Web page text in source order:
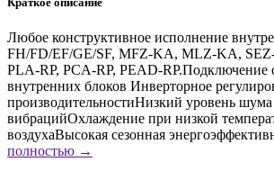
Любое конструктивное исполнение
FH/FD/EF/GE/SF, MFZ-KA, MLZ-KA,
PLA-RP, PCA-RP, PEAD-RP.Подключение
внутренних блоков Инверторное
производительностиНизкий уровень
вибрацийОхлаждение при низкой
воздухаВысокая сезонная
полностью →